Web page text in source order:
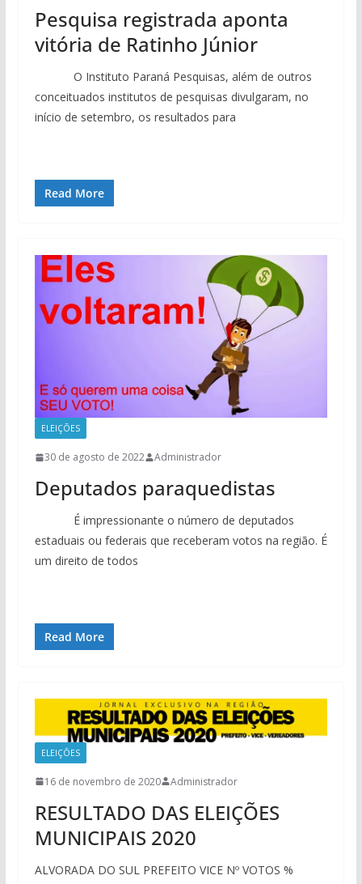
Pesquisa registrada aponta
vitória de Ratinho Júnior
O Instituto Paraná Pesquisas, além de outros
conceituados institutos de pesquisas divulgaram, no
início de setembro, os resultados para
Read More
ELEIÇÕES
30 de agosto de 2022 Administrador
Deputados paraquedistas
É impressionante o número de deputados
estaduais ou federais que receberam votos na região. É
um direito de todos
Read More
ELEIÇÕES
16 de novembro de 2020 Administrador
RESULTADO DAS ELEIÇÕES
MUNICIPAIS 2020
ALVORADA DO SUL PREFEITO VICE Nº VOTOS %